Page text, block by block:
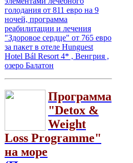
голодания от 811 евро на 9
ночей, программа
реабилитации и лечения
"Здоровое сердце" от 765 евро
за пакет в отеле Hunguest
Hotel Bál Resort 4* , Венгрия ,
озеро Балатон
Программа
"Detox &
Weight
Loss Programme"
на море